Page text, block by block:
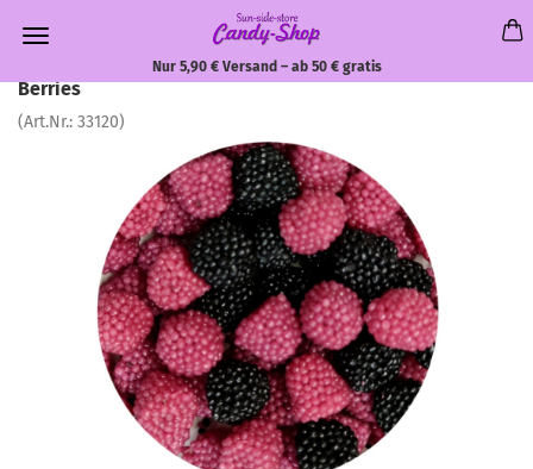
Nur 5,90 € Versand – ab 50 € gratis
Berries
(Art.Nr.: 33120)